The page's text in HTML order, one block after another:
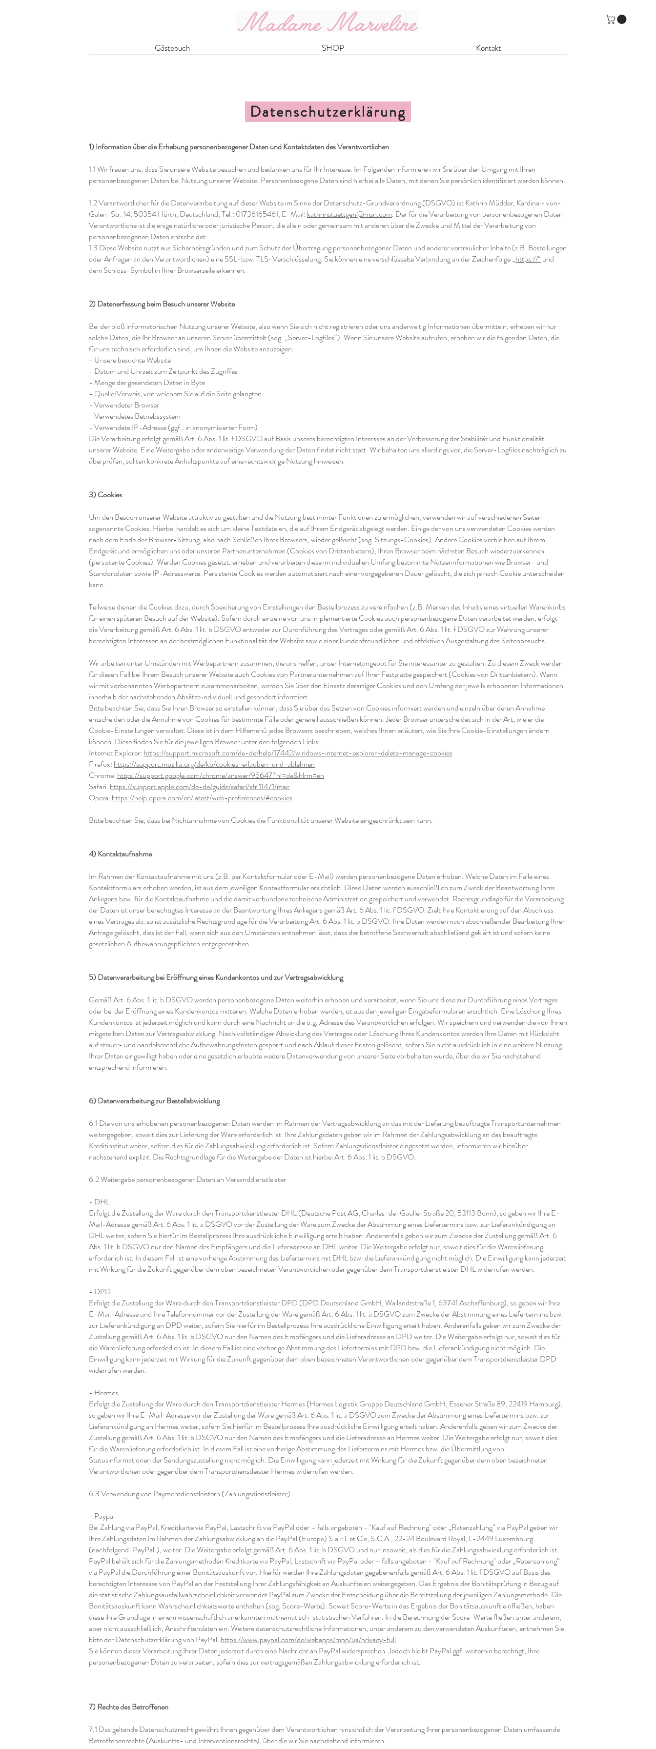
Gästebuch SHOP Kontakt
Datenschutzerklärung
Datenschutzerklärung
1) Information über die Erhebung personenbezogener Daten und Kontaktdaten des Verantwortlichen
1.1 Wir freuen uns, dass Sie unsere Website besuchen und bedanken uns für Ihr Interesse. Im Folgenden informieren wir Sie über den Umgang mit Ihren
personenbezogenen Daten bei Nutzung unserer Website. Personenbezogene Daten sind hierbei alle Daten, mit denen Sie persönlich identifiziert werden können.
1.2 Verantwortlicher für die Datenverarbeitung auf dieser Website im Sinne der Datenschutz-Grundverordnung (DSGVO) ist Kathrin Müdder, Kardinal- von-
Galen-Str. 14, 50354 Hürth, Deutschland, Tel.: 01736165461, E-Mail: kathrinstuettgen@msn.com. Der für die Verarbeitung von personenbezogenen Daten
Verantwortliche ist diejenige natürliche oder juristische Person, die allein oder gemeinsam mit anderen über die Zwecke und Mittel der Verarbeitung von
personenbezogenen Daten entscheidet.
1.3 Diese Website nutzt aus Sicherheitsgründen und zum Schutz der Übertragung personenbezogener Daten und anderer vertraulicher Inhalte (z.B. Bestellungen
oder Anfragen an den Verantwortlichen) eine SSL-bzw. TLS-Verschlüsselung. Sie können eine verschlüsselte Verbindung an der Zeichenfolge „https://“ und
dem Schloss-Symbol in Ihrer Browserzeile erkennen.
2) Datenerfassung beim Besuch unserer Website
Bei der bloß informatorischen Nutzung unserer Website, also wenn Sie sich nicht registrieren oder uns anderweitig Informationen übermitteln, erheben wir nur
solche Daten, die Ihr Browser an unseren Server übermittelt (sog. „Server-Logfiles“). Wenn Sie unsere Website aufrufen, erheben wir die folgenden Daten, die
für uns technisch erforderlich sind, um Ihnen die Website anzuzeigen:
- Unsere besuchte Website
- Datum und Uhrzeit zum Zeitpunkt des Zugriffes
- Menge der gesendeten Daten in Byte
- Quelle/Verweis, von welchem Sie auf die Seite gelangten
- Verwendeter Browser
- Verwendetes Betriebssystem
- Verwendete IP-Adresse (ggf.: in anonymisierter Form)
Die Verarbeitung erfolgt gemäß Art. 6 Abs. 1 lit. f DSGVO auf Basis unseres berechtigten Interesses an der Verbesserung der Stabilität und Funktionalität
unserer Website. Eine Weitergabe oder anderweitige Verwendung der Daten findet nicht statt. Wir behalten uns allerdings vor, die Server-Logfiles nachträglich zu
überprüfen, sollten konkrete Anhaltspunkte auf eine rechtswidrige Nutzung hinweisen.
3) Cookies
Um den Besuch unserer Website attraktiv zu gestalten und die Nutzung bestimmter Funktionen zu ermöglichen, verwenden wir auf verschiedenen Seiten
sogenannte Cookies. Hierbei handelt es sich um kleine Textdateien, die auf Ihrem Endgerät abgelegt werden. Einige der von uns verwendeten Cookies werden
nach dem Ende der Browser-Sitzung, also nach Schließen Ihres Browsers, wieder gelöscht (sog. Sitzungs-Cookies). Andere Cookies verbleiben auf Ihrem
Endgerät und ermöglichen uns oder unseren Partnerunternehmen (Cookies von Drittanbietern), Ihren Browser beim nächsten Besuch wiederzuerkennen
(persistente Cookies). Werden Cookies gesetzt, erheben und verarbeiten diese im individuellen Umfang bestimmte Nutzerinformationen wie Browser- und
Standortdaten sowie IP-Adresswerte. Persistente Cookies werden automatisiert nach einer vorgegebenen Dauer gelöscht, die sich je nach Cookie unterscheiden
kann.
Teilweise dienen die Cookies dazu, durch Speicherung von Einstellungen den Bestellprozess zu vereinfachen (z.B. Merken des Inhalts eines virtuellen Warenkorbs
für einen späteren Besuch auf der Website). Sofern durch einzelne von uns implementierte Cookies auch personenbezogene Daten verarbeitet werden, erfolgt
die Verarbeitung gemäß Art. 6 Abs. 1 lit. b DSGVO entweder zur Durchführung des Vertrages oder gemäß Art. 6 Abs. 1 lit. f DSGVO zur Wahrung unserer
berechtigten Interessen an der bestmöglichen Funktionalität der Website sowie einer kundenfreundlichen und effektiven Ausgestaltung des Seitenbesuchs.
Wir arbeiten unter Umständen mit Werbepartnern zusammen, die uns helfen, unser Internetangebot für Sie interessanter zu gestalten. Zu diesem Zweck werden
für diesen Fall bei Ihrem Besuch unserer Website auch Cookies von Partnerunternehmen auf Ihrer Festplatte gespeichert (Cookies von Drittanbietern). Wenn
wir mit vorbenannten Werbepartnern zusammenarbeiten, werden Sie über den Einsatz derartiger Cookies und den Umfang der jeweils erhobenen Informationen
innerhalb der nachstehenden Absätze individuell und gesondert informiert.
Bitte beachten Sie, dass Sie Ihren Browser so einstellen können, dass Sie über das Setzen von Cookies informiert werden und einzeln über deren Annahme
entscheiden oder die Annahme von Cookies für bestimmte Fälle oder generell ausschließen können. Jeder Browser unterscheidet sich in der Art, wie er die
Cookie-Einstellungen verwaltet. Diese ist in dem Hilfemenü jedes Browsers beschrieben, welches Ihnen erläutert, wie Sie Ihre Cookie-Einstellungen ändern
können. Diese finden Sie für die jeweiligen Browser unter den folgenden Links:
Internet Explorer: https://support.microsoft.com/de-de/help/17442/windows-internet-explorer-delete-manage-cookies
Firefox: https://support.mozilla.org/de/kb/cookies-erlauben-und-ablehnen
Chrome: https://support.google.com/chrome/answer/95647?hl=de&hlrm=en
Safari: https://support.apple.com/de-de/guide/safari/sfri11471/mac
Opera: https://help.opera.com/en/latest/web-preferences/#cookies
Bitte beachten Sie, dass bei Nichtannahme von Cookies die Funktionalität unserer Website eingeschränkt sein kann.
4) Kontaktaufnahme
Im Rahmen der Kontaktaufnahme mit uns (z.B. per Kontaktformular oder E-Mail) werden personenbezogene Daten erhoben. Welche Daten im Falle eines
Kontaktformulars erhoben werden, ist aus dem jeweiligen Kontaktformular ersichtlich. Diese Daten werden ausschließlich zum Zweck der Beantwortung Ihres
Anliegens bzw. für die Kontaktaufnahme und die damit verbundene technische Administration gespeichert und verwendet. Rechtsgrundlage für die Verarbeitung
der Daten ist unser berechtigtes Interesse an der Beantwortung Ihres Anliegens gemäß Art. 6 Abs. 1 lit. f DSGVO. Zielt Ihre Kontaktierung auf den Abschluss
eines Vertrages ab, so ist zusätzliche Rechtsgrundlage für die Verarbeitung Art. 6 Abs. 1 lit. b DSGVO. Ihre Daten werden nach abschließender Bearbeitung Ihrer
Anfrage gelöscht, dies ist der Fall, wenn sich aus den Umständen entnehmen lässt, dass der betroffene Sachverhalt abschließend geklärt ist und sofern keine
gesetzlichen Aufbewahrungspflichten entgegenstehen.
5) Datenverarbeitung bei Eröffnung eines Kundenkontos und zur Vertragsabwicklung
Gemäß Art. 6 Abs. 1 lit. b DSGVO werden personenbezogene Daten weiterhin erhoben und verarbeitet, wenn Sie uns diese zur Durchführung eines Vertrages
oder bei der Eröffnung eines Kundenkontos mitteilen. Welche Daten erhoben werden, ist aus den jeweiligen Eingabeformularen ersichtlich. Eine Löschung Ihres
Kundenkontos ist jederzeit möglich und kann durch eine Nachricht an die o.g. Adresse des Verantwortlichen erfolgen. Wir speichern und verwenden die von Ihnen
mitgeteilten Daten zur Vertragsabwicklung. Nach vollständiger Abwicklung des Vertrages oder Löschung Ihres Kundenkontos werden Ihre Daten mit Rücksicht
auf steuer- und handelsrechtliche Aufbewahrungsfristen gesperrt und nach Ablauf dieser Fristen gelöscht, sofern Sie nicht ausdrücklich in eine weitere Nutzung
Ihrer Daten eingewilligt haben oder eine gesetzlich erlaubte weitere Datenverwendung von unserer Seite vorbehalten wurde, über die wir Sie nachstehend
entsprechend informieren.
6) Datenverarbeitung zur Bestellabwicklung
6.1 Die von uns erhobenen personenbezogenen Daten werden im Rahmen der Vertragsabwicklung an das mit der Lieferung beauftragte Transportunternehmen
weitergegeben, soweit dies zur Lieferung der Ware erforderlich ist. Ihre Zahlungsdaten geben wir im Rahmen der Zahlungsabwicklung an das beauftragte
Kreditinstitut weiter, sofern dies für die Zahlungsabwicklung erforderlich ist. Sofern Zahlungsdienstleister eingesetzt werden, informieren wir hierüber
nachstehend explizit. Die Rechtsgrundlage für die Weitergabe der Daten ist hierbei Art. 6 Abs. 1 lit. b DSGVO.
6.2 Weitergabe personenbezogener Daten an Versanddienstleister
- DHL
Erfolgt die Zustellung der Ware durch den Transportdienstleister DHL (Deutsche Post AG, Charles-de-Gaulle-Straße 20, 53113 Bonn), so geben wir Ihre E-
Mail-Adresse gemäß Art. 6 Abs. 1 lit. a DSGVO vor der Zustellung der Ware zum Zwecke der Abstimmung eines Liefertermins bzw. zur Lieferankündigung an
DHL weiter, sofern Sie hierfür im Bestellprozess Ihre ausdrückliche Einwilligung erteilt haben. Anderenfalls geben wir zum Zwecke der Zustellung gemäß Art. 6
Abs. 1 lit. b DSGVO nur den Namen des Empfängers und die Lieferadresse an DHL weiter. Die Weitergabe erfolgt nur, soweit dies für die Warenlieferung
erforderlich ist. In diesem Fall ist eine vorherige Abstimmung des Liefertermins mit DHL bzw. die Lieferankündigung nicht möglich. Die Einwilligung kann jederzeit
mit Wirkung für die Zukunft gegenüber dem oben bezeichneten Verantwortlichen oder gegenüber dem Transportdienstleister DHL widerrufen werden.
- DPD
Erfolgt die Zustellung der Ware durch den Transportdienstleister DPD (DPD Deutschland GmbH, Wailandtstraße 1, 63741 Aschaffenburg), so geben wir Ihre
E-Mail-Adresse und Ihre Telefonnummer vor der Zustellung der Ware gemäß Art. 6 Abs. 1 lit. a DSGVO zum Zwecke der Abstimmung eines Liefertermins bzw.
zur Lieferankündigung an DPD weiter, sofern Sie hierfür im Bestellprozess Ihre ausdrückliche Einwilligung erteilt haben. Anderenfalls geben wir zum Zwecke der
Zustellung gemäß Art. 6 Abs. 1 lit. b DSGVO nur den Namen des Empfängers und die Lieferadresse an DPD weiter. Die Weitergabe erfolgt nur, soweit dies für
die Warenlieferung erforderlich ist. In diesem Fall ist eine vorherige Abstimmung des Liefertermins mit DPD bzw. die Lieferankündigung nicht möglich. Die
Einwilligung kann jederzeit mit Wirkung für die Zukunft gegenüber dem oben bezeichneten Verantwortlichen oder gegenüber dem Transportdienstleister DPD
widerrufen werden.
- Hermes
Erfolgt die Zustellung der Ware durch den Transportdienstleister Hermes (Hermes Logistik Gruppe Deutschland GmbH, Essener Straße 89, 22419 Hamburg),
so geben wir Ihre E-Mail-Adresse vor der Zustellung der Ware gemäß Art. 6 Abs. 1 lit. a DSGVO zum Zwecke der Abstimmung eines Liefertermins bzw. zur
Lieferankündigung an Hermes weiter, sofern Sie hierfür im Bestellprozess Ihre ausdrückliche Einwilligung erteilt haben. Anderenfalls geben wir zum Zwecke der
Zustellung gemäß Art. 6 Abs. 1 lit. b DSGVO nur den Namen des Empfängers und die Lieferadresse an Hermes weiter. Die Weitergabe erfolgt nur, soweit dies
für die Warenlieferung erforderlich ist. In diesem Fall ist eine vorherige Abstimmung des Liefertermins mit Hermes bzw. die Übermittlung von
Statusinformationen der Sendungszustellung nicht möglich. Die Einwilligung kann jederzeit mit Wirkung für die Zukunft gegenüber dem oben bezeichneten
Verantwortlichen oder gegenüber dem Transportdienstleister Hermes widerrufen werden.
6.3 Verwendung von Paymentdienstleistern (Zahlungsdienstleister)
- Paypal
Bei Zahlung via PayPal, Kreditkarte via PayPal, Lastschrift via PayPal oder – falls angeboten - "Kauf auf Rechnung" oder „Ratenzahlung“ via PayPal geben wir
Ihre Zahlungsdaten im Rahmen der Zahlungsabwicklung an die PayPal (Europe) S.a.r.l. et Cie, S.C.A., 22-24 Boulevard Royal, L-2449 Luxembourg
(nachfolgend "PayPal"), weiter. Die Weitergabe erfolgt gemäß Art. 6 Abs. 1 lit. b DSGVO und nur insoweit, als dies für die Zahlungsabwicklung erforderlich ist.
PayPal behält sich für die Zahlungsmethoden Kreditkarte via PayPal, Lastschrift via PayPal oder – falls angeboten - "Kauf auf Rechnung" oder „Ratenzahlung“
via PayPal die Durchführung einer Bonitätsauskunft vor. Hierfür werden Ihre Zahlungsdaten gegebenenfalls gemäß Art. 6 Abs. 1 lit. f DSGVO auf Basis des
berechtigten Interesses von PayPal an der Feststellung Ihrer Zahlungsfähigkeit an Auskunfteien weitergegeben. Das Ergebnis der Bonitätsprüfung in Bezug auf
die statistische Zahlungsausfallwahrscheinlichkeit verwendet PayPal zum Zwecke der Entscheidung über die Bereitstellung der jeweiligen Zahlungsmethode. Die
Bonitätsauskunft kann Wahrscheinlichkeitswerte enthalten (sog. Score-Werte). Soweit Score-Werte in das Ergebnis der Bonitätsauskunft einfließen, haben
diese ihre Grundlage in einem wissenschaftlich anerkannten mathematisch-statistischen Verfahren. In die Berechnung der Score-Werte fließen unter anderem,
aber nicht ausschließlich, Anschriftendaten ein. Weitere datenschutzrechtliche Informationen, unter anderem zu den verwendeten Auskunfteien, entnehmen Sie
bitte der Datenschutzerklärung von PayPal: https://www.paypal.com/de/webapps/mpp/ua/privacy-full
Sie können dieser Verarbeitung Ihrer Daten jederzeit durch eine Nachricht an PayPal widersprechen. Jedoch bleibt PayPal ggf. weiterhin berechtigt, Ihre
personenbezogenen Daten zu verarbeiten, sofern dies zur vertragsgemäßen Zahlungsabwicklung erforderlich ist.
7) Rechte des Betroffenen
7.1 Das geltende Datenschutzrecht gewährt Ihnen gegenüber dem Verantwortlichen hinsichtlich der Verarbeitung Ihrer personenbezogenen Daten umfassende
Betroffenenrechte (Auskunfts- und Interventionsrechte), über die wir Sie nachstehend informieren: